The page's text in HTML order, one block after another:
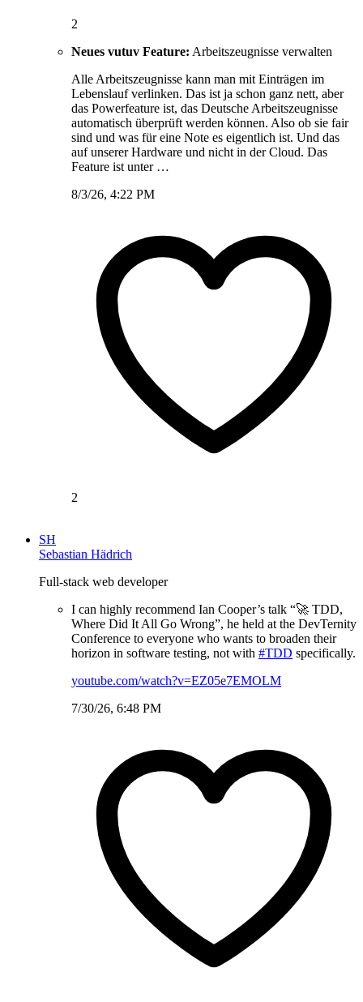
2
Neues vutuv Feature: Arbeitszeugnisse verwalten
Alle Arbeitszeugnisse kann man mit Einträgen im
Lebenslauf verlinken. Das ist ja schon ganz nett, aber
das Powerfeature ist, das Deutsche Arbeitszeugnisse
automatisch überprüft werden können. Also ob sie fair
sind und was für eine Note es eigentlich ist. Und das
auf unserer Hardware und nicht in der Cloud. Das
Feature ist unter …
8/3/26, 4:22 PM
2
SH
Sebastian Hädrich
Full-stack web developer
I can highly recommend Ian Cooper’s talk “🚀 TDD,
Where Did It All Go Wrong”, he held at the DevTernity
Conference to everyone who wants to broaden their
horizon in software testing, not with #TDD specifically.
youtube.com/watch?v=EZ05e7EMOLM
7/30/26, 6:48 PM